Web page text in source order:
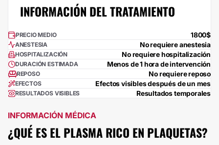
INFORMACIÓN DEL TRATAMIENTO
PRECIO MEDIO 1800$
ANESTESIA No requiere anestesia
HOSPITALIZACIÓN No requiere hospitalización
DURACIÓN ESTIMADA Menos de 1 hora de intervención
REPOSO No requiere reposo
EFECTOS Efectos visibles después de un mes
RESULTADOS VISIBLES Resultados temporales
INFORMACIÓN MÉDICA
¿QUÉ ES EL PLASMA RICO EN PLAQUETAS?